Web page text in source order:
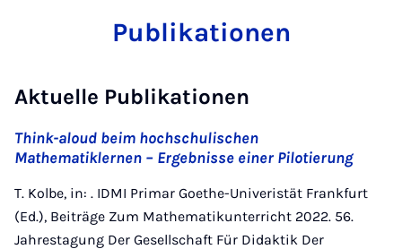
Publikationen
Aktuelle Publikationen
Think-aloud beim hochschulischen
Mathematiklernen – Ergebnisse einer Pilotierung
T. Kolbe, in: . IDMI Primar Goethe-Univeristät Frankfurt
(Ed.), Beiträge Zum Mathematikunterricht 2022. 56.
Jahrestagung Der Gesellschaft Für Didaktik Der